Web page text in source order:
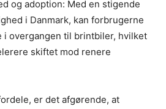
og adoption: Med en stigende
i Danmark, kan forbrugerne
i overgangen til brintbiler, hvilket
skiftet mod renere
er det afgørende, at